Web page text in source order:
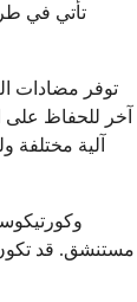
تأتي في
توفر مضادات
آخر للحفاظ على
آلية مختلفة
مستنشق. قد تكون